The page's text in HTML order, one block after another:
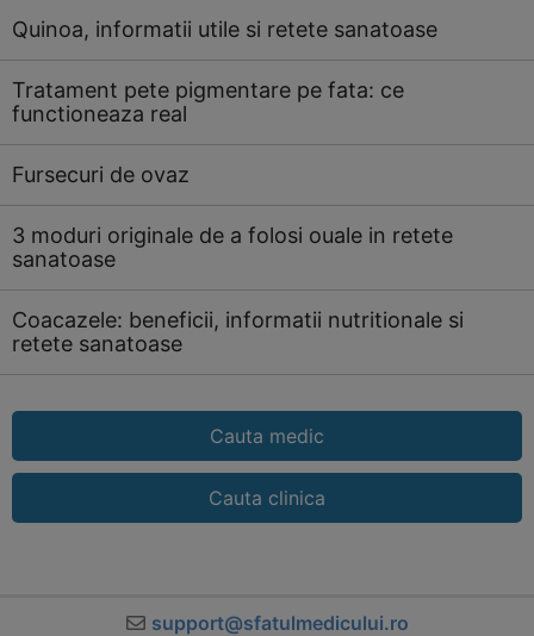
Quinoa, informatii utile si retete sanatoase
Tratament pete pigmentare pe fata: ce
functioneaza real
Fursecuri de ovaz
3 moduri originale de a folosi ouale in retete
sanatoase
Coacazele: beneficii, informatii nutritionale si
retete sanatoase
Cauta medic
Cauta clinica
support@sfatulmedicului.ro